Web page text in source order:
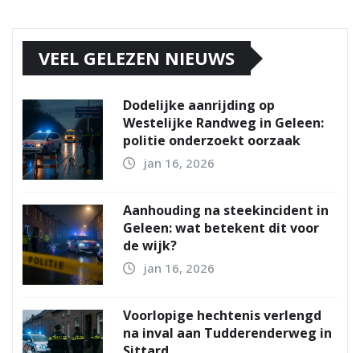
VEEL GELEZEN NIEUWS
Dodelijke aanrijding op
Westelijke Randweg in Geleen:
politie onderzoekt oorzaak
jan 16, 2026
Aanhouding na steekincident in
Geleen: wat betekent dit voor
de wijk?
jan 16, 2026
Voorlopige hechtenis verlengd
na inval aan Tudderenderweg in